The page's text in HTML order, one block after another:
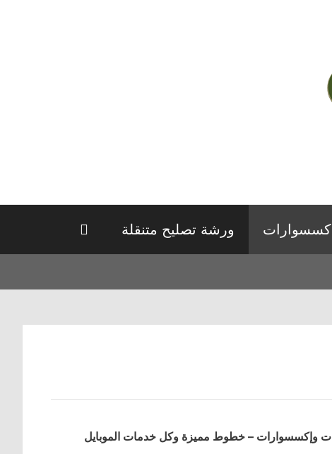
ورشة تصليح متنقلة
وإكسسوارات – خطوط مميزة وكل خدمات الموبايل